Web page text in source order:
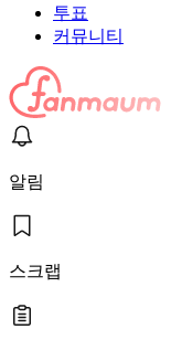
투표
커뮤니티
알림
스크랩